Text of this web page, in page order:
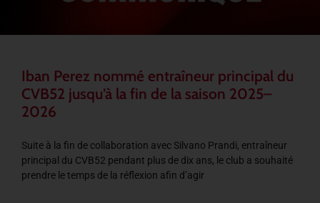
Iban Perez nommé entraîneur principal du
CVB52 jusqu’à la fin de la saison 2025–
2026
Suite à la fin de collaboration avec Silvano Prandi, entraîneur
principal du CVB52 pendant plus de dix ans, le club a souhaité
prendre le temps de la réflexion afin d’agir